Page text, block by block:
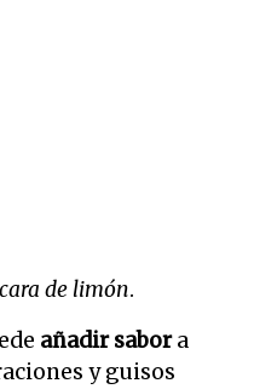
de limón.
añadir sabora
y guisos